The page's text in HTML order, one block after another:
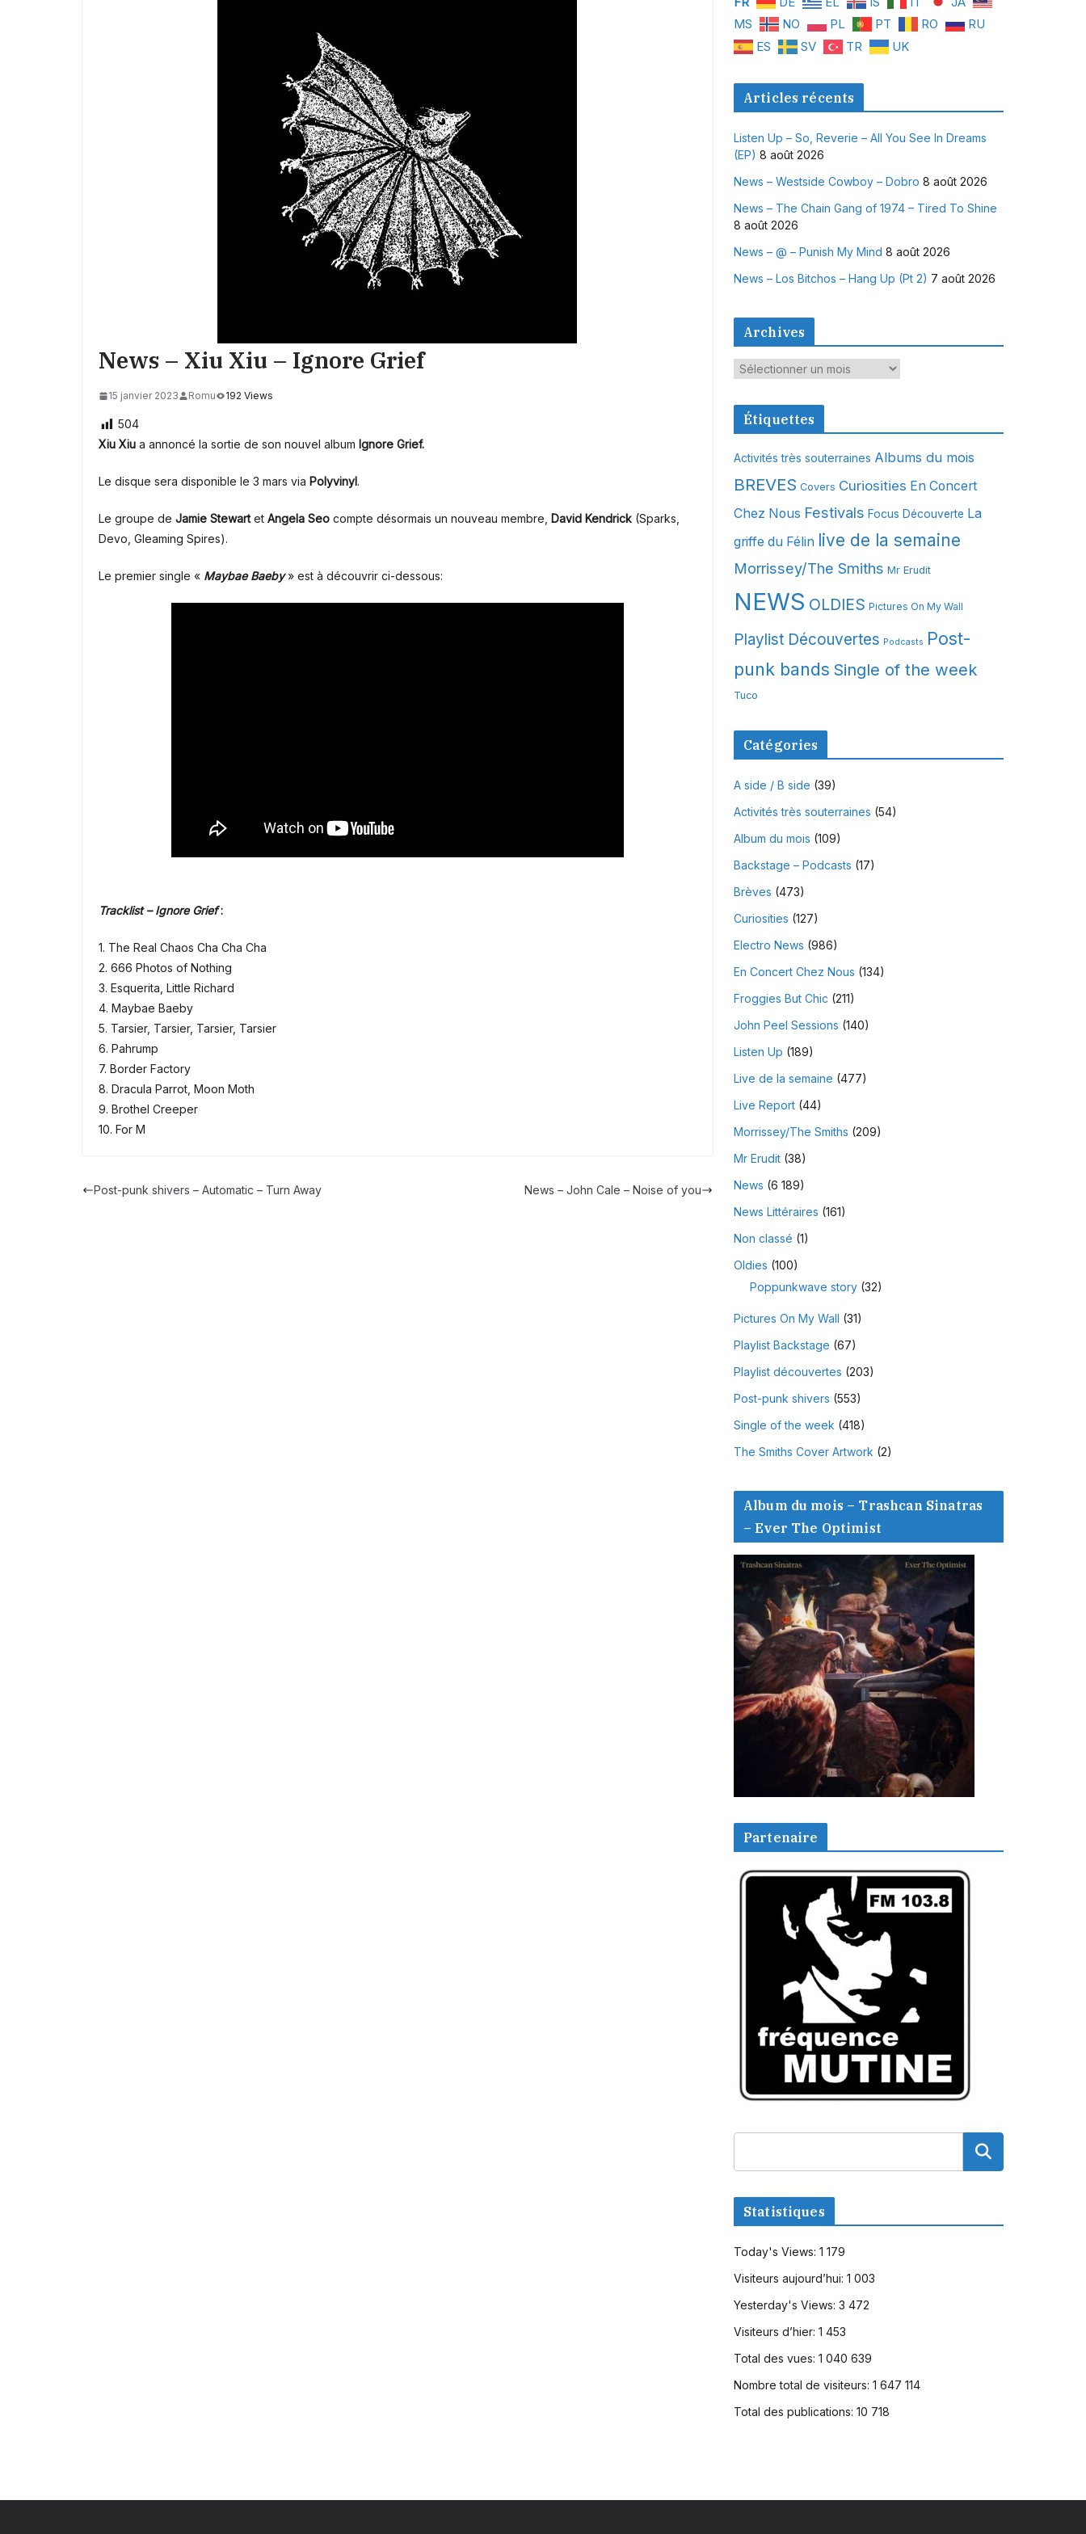
News – Xiu Xiu – Ignore Grief
15 janvier 2023 Romu 192 Views
504
Xiu Xiu a annoncé la sortie de son nouvel album Ignore Grief.
Le disque sera disponible le 3 mars via Polyvinyl.
Le groupe de Jamie Stewartet Angela Seo compte désormais un nouveau membre, David Kendrick (Sparks,
Devo, Gleaming Spires).
Le premier single « Maybae Baeby» est à découvrir ci-dessous:
Tracklist – Ignore Grief:
1. The Real Chaos Cha Cha Cha
2. 666 Photos of Nothing
3. Esquerita, Little Richard
4. Maybae Baeby
5. Tarsier, Tarsier, Tarsier, Tarsier
6. Pahrump
7. Border Factory
8. Dracula Parrot, Moon Moth
9. Brothel Creeper
10. For M
Post-punk shivers – Automatic – Turn Away News – John Cale – Noise of you
MS
NO PL PT RO
RU
ES
SV TR UK
Articles récents
Listen Up – So, Reverie – All You See In Dreams
(EP) 8 août 2026
News – Westside Cowboy – Dobro 8 août 2026
News – The Chain Gang of 1974 – Tired To Shine
8 août 2026
News – @ – Punish My Mind 8 août 2026
News – Los Bitchos – Hang Up (Pt 2) 7 août 2026
Archives
A
c
e
s
Étiquettes
Activités très souterraines Albums du mois
BREVES Covers Curiosities En Concert
Chez Nous Festivals Focus Découverte La
griffe du Félin live de la semaine
Morrissey/The Smiths Mr Erudit
NEWS OLDIES Pictures On My Wall
Playlist Découvertes Podcasts Post-
punk bands Single of the week
Tuco
Catégories
A side / B side (39)
Activités très souterraines (54)
Album du mois (109)
Backstage – Podcasts (17)
Brèves (473)
Curiosities (127)
Electro News (986)
En Concert Chez Nous (134)
Froggies But Chic (211)
John Peel Sessions (140)
Listen Up (189)
Live de la semaine (477)
Live Report(44)
Morrissey/The Smiths (209)
Mr Erudit(38)
News (6 189)
News Littéraires (161)
Non classé (1)
Oldies (100)
Poppunkwave story(32)
Pictures On My Wall (31)
Playlist Backstage (67)
Playlist découvertes (203)
Post-punk shivers (553)
Single of the week (418)
The Smiths Cover Artwork (2)
Album du mois – Trashcan Sinatras
– Ever The Optimist
Partenaire
Statistiques
Today's Views: 1 179
Visiteurs aujourd’hui: 1 003
Yesterday's Views: 3 472
Visiteurs d’hier: 1 453
Total des vues: 1 040 639
Nombre total de visiteurs: 1 647 114
Total des publications: 10 718